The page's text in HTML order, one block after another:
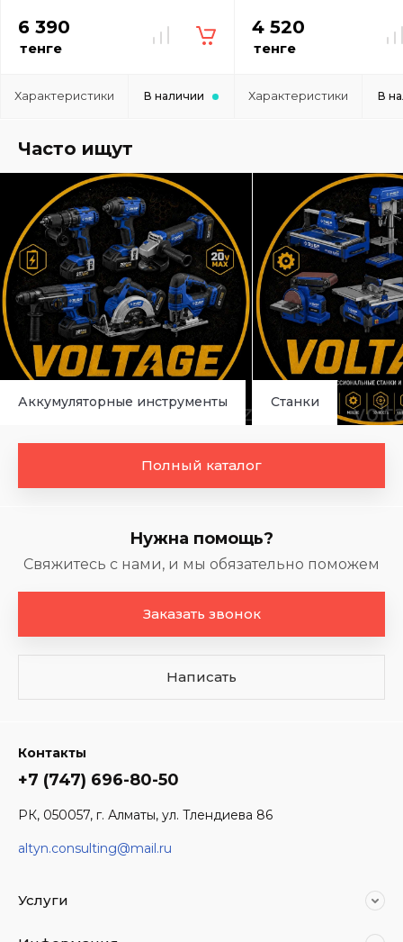
6 390
тенге
Характеристики В наличии
4 520
тенге
Характеристики В
Часто ищут
Аккумуляторные инструменты Станки
Полный каталог
Нужна помощь?
Свяжитесь с нами, и мы обязательно поможем
Заказать звонок
Написать
Контакты
+7 (747) 696-80-50
РК, 050057, г. Алматы, ул. Тлендиева 86
altyn.consulting@mail.ru
Услуги